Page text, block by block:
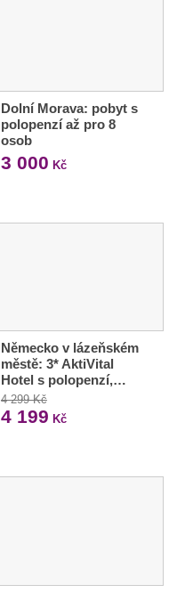
Dolní Morava: pobyt s
polopenzí až pro 8
osob
3 000 Kč
Německo v lázeňském
městě: 3* AktiVital
Hotel s polopenzí,…
4 299 Kč
4 199 Kč